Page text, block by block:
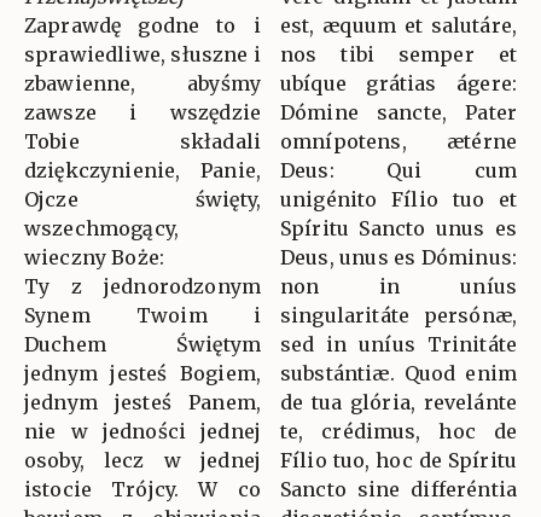
Zaprawdę godne to i
sprawiedliwe, słuszne i
zbawienne, abyśmy
zawsze i wszędzie
Tobie składali
dziękczynienie, Panie,
Ojcze święty,
wszechmogący,
wieczny Boże:
Ty z jednorodzonym
Synem Twoim i
Duchem Świętym
jednym jesteś Bogiem,
jednym jesteś Panem,
nie w jedności jednej
osoby, lecz w jednej
istocie Trójcy. W co
est, æquum et salutáre,
nos tibi semper et
ubíque grátias ágere:
Dómine sancte, Pater
omnípotens, ætérne
Deus: Qui cum
unigénito Fílio tuo et
Spíritu Sancto unus es
Deus, unus es Dóminus:
non in uníus
singularitáte persónæ,
sed in uníus Trinitáte
substántiæ. Quod enim
de tua glória, revelánte
te, crédimus, hoc de
Fílio tuo, hoc de Spíritu
Sancto sine differéntia